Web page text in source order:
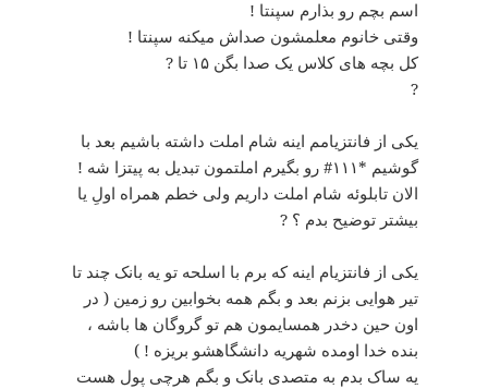
اسم بچم رو بذارم سپنتا !
وقتی خانوم معلمشون صداش میکنه سپنتا !
کل بچه های کلاس یک صدا بگن ۱۵ تا ?
?
یکی از فانتزیامم اینه شام املت داشته باشیم بعد با
گوشیم *۱۱۱# رو بگیرم املتمون تبدیل به پیتزا شه !
الان تابلوئه شام املت داریم ولی خطم همراه اولِ یا
بیشتر توضیح بدم ؟ ?
یکی از فانتزیام اینه که برم با اسلحه تو یه بانک چند تا
تیر هوایی بزنم بعد و بگم همه بخوابین رو زمین ( در
اون حین دخدر همسایمون هم تو گروگان ها باشه ،
بنده خدا اومده شهریه دانشگاهشو بریزه ! )
یه ساک بدم به متصدی بانک و بگم هرچی پول هست